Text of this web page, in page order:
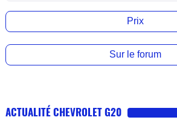
Prix
Sur le forum
ACTUALITÉ CHEVROLET G20